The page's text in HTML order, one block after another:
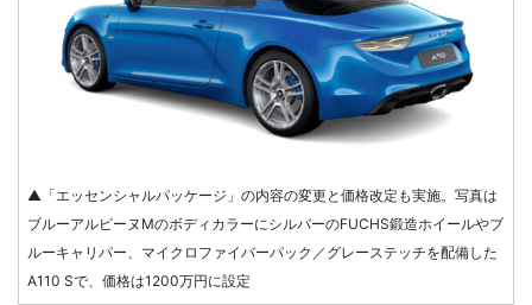
▲「エッセンシャルパッケージ」の内容の変更と価格改定も実施。写真は
ブルーアルピーヌMのボディカラーにシルバーのFUCHS鍛造ホイールやブ
ルーキャリパー、マイクロファイバーパック／グレーステッチを配備した
A110 Sで、価格は1200万円に設定